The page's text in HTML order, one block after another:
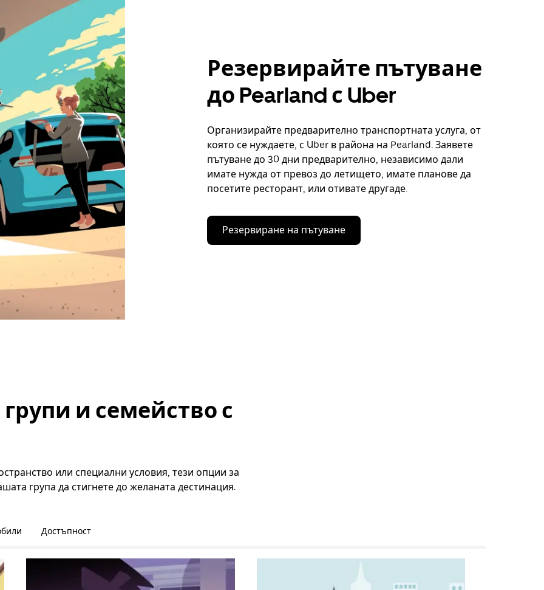
Резервирайте пътуване
до Pearland с Uber
Организирайте предварително транспортната услуга, от
която се нуждаете, с Uber в района на Pearland. Заявете
пътуване до 30 дни предварително, независимо дали
имате нужда от превоз до летището, имате планове да
посетите ресторант, или отивате другаде.
Резервиране на пътуване
и семейство с
или специални условия, тези опции за
група да стигнете до желаната дестинация.
Достъпност